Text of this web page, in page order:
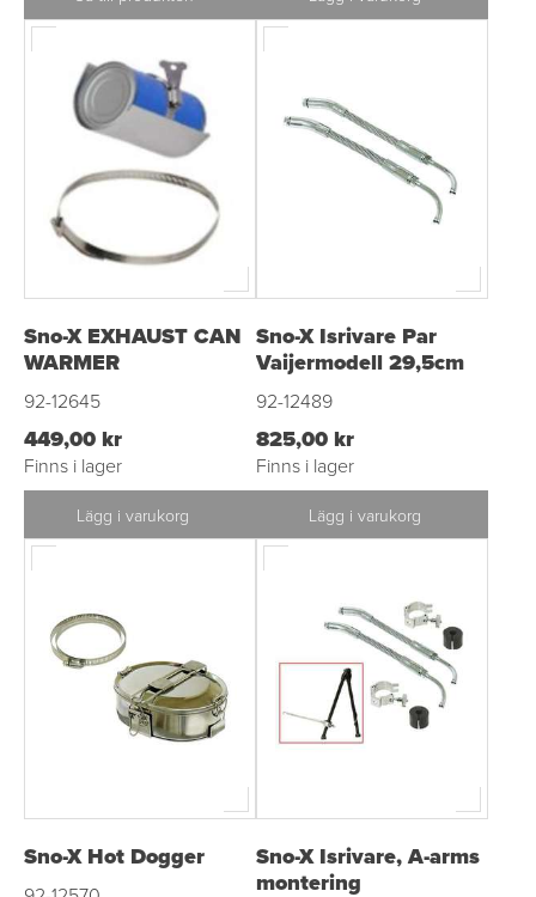
Sno-X EXHAUST CAN
WARMER
92-12645
449,00 kr
Finns i lager
Lägg i varukorg
Sno-X Isrivare Par
Vaijermodell 29,5cm
92-12489
825,00 kr
Finns i lager
Lägg i varukorg
Sno-X Hot Dogger
Sno-X Isrivare, A-arms
montering